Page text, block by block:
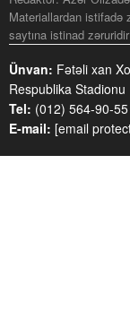
Materiallardan istifadə
saytına istinad zəruridir
Ünvan: Fətəli xan
Respublika Stadionu
Tel: (012) 564-90-55
E-mail: [email